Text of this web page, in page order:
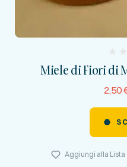
Miele di Fiori di
2,50
Aggiungi alla